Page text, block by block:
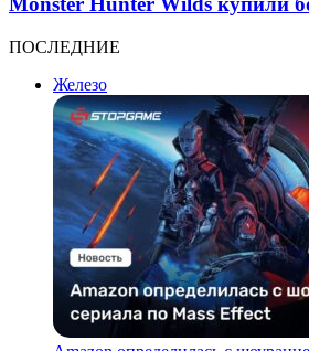
ПОСЛЕДНИЕ
Железо